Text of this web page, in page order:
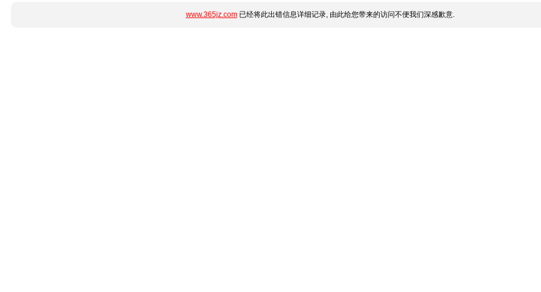
www.365jz.com已经将此出错信息详细记录, 由此给您带来的访问不便我们深感歉意.